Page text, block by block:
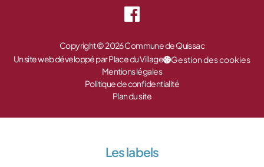
Copyright © 2026 Commune de Quissac
Un site web développé par Place du Village
Gestion des cookies
Mentions légales
Politique de confidentialité
Plan du site
Les labels